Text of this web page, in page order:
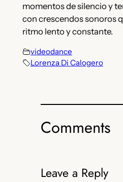
momentos de silencio y
con crescendos sonoros
ritmo lento y constante.
videodance
Lorenza Di Calogero
Comments
Leave a Reply